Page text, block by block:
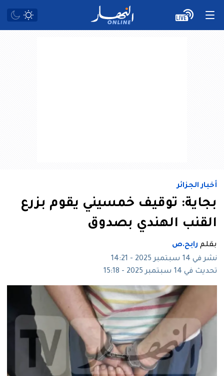
أخبار الجزائر
بجاية: توقيف خمسيني يقوم بزرع
القنب الهندي بصدوق
بقلم رابح.ص
نشر في 14 سبتمبر 2025 - 14:21
تحديث في 14 سبتمبر 2025 - 15:18